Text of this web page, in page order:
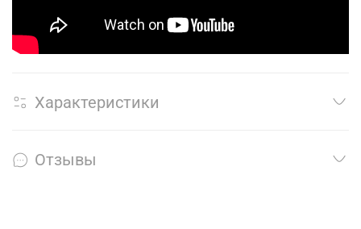
Характеристики
Отзывы